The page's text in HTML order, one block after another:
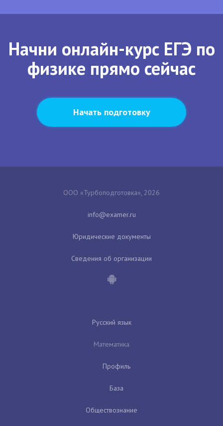
Начни онлайн-курс ЕГЭ по
физике прямо сейчас
Начать подготовку
ООО «Турбоподготовка», 2026
Юридические документы
Сведения об организации
Русский язык
Математика
Профиль
База
Обществознание